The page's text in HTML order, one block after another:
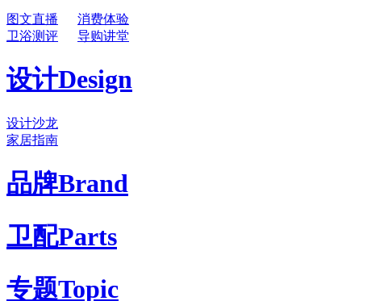
图文直播
消费体验
卫浴测评
导购讲堂
设计Design
设计沙龙
家居指南
品牌Brand
卫配Parts
专题Topic